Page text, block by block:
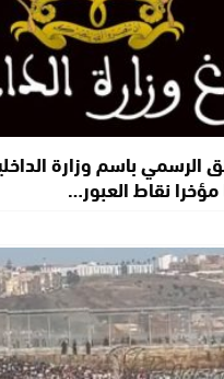
الرسمي باسم وزارة
نقاط العبور…